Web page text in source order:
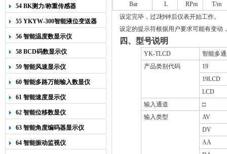
54 BK测力/称重传感器
55 YKYW-300智能液位变送器
56 智能温度数显示仪
58 BCD码数显示仪
59 智能风速显示仪
60 智能多路万能输入数显仪
61 智能速度显示仪
62 智能位移数显仪
63 智能角度编码器显示仪
64 智能振动监视仪
Bar
L RPm
T/m
设定完毕，过2秒钟后仪表开始工作。
设定的提示符根据用户要求可能有变动
四、型号说明
YK-TLCD
智能多
产品类别代码
19
19LCD
LCD
输入通道
□
输入类型
AV
DV
AA